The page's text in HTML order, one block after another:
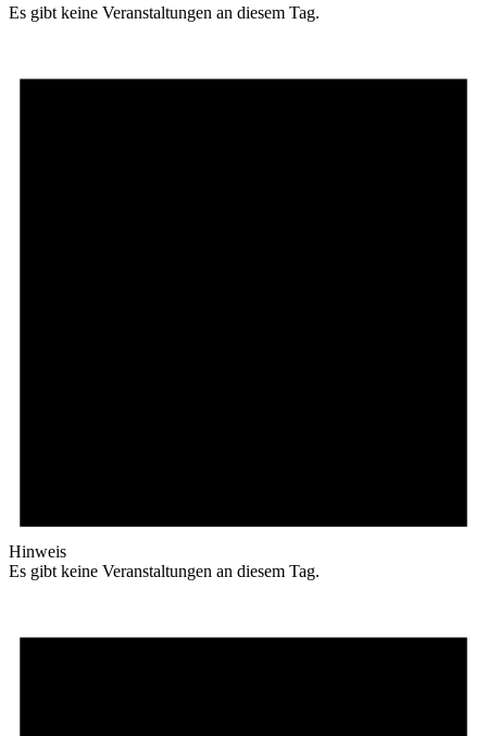
Es gibt keine Veranstaltungen an diesem Tag.
Hinweis
Es gibt keine Veranstaltungen an diesem Tag.